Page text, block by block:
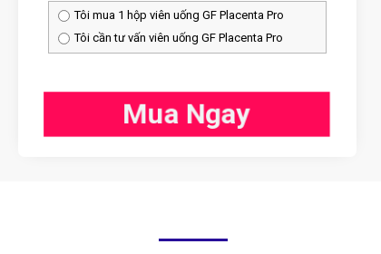
Mua Ngay
Tôi mua 1 hộp viên uống GF Placenta Pro
Tôi cần tư vấn viên uống GF Placenta Pro